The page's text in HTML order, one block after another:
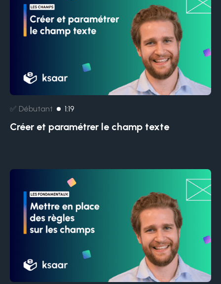
✅ Débutant 1:19
Créer et paramétrer le champ texte